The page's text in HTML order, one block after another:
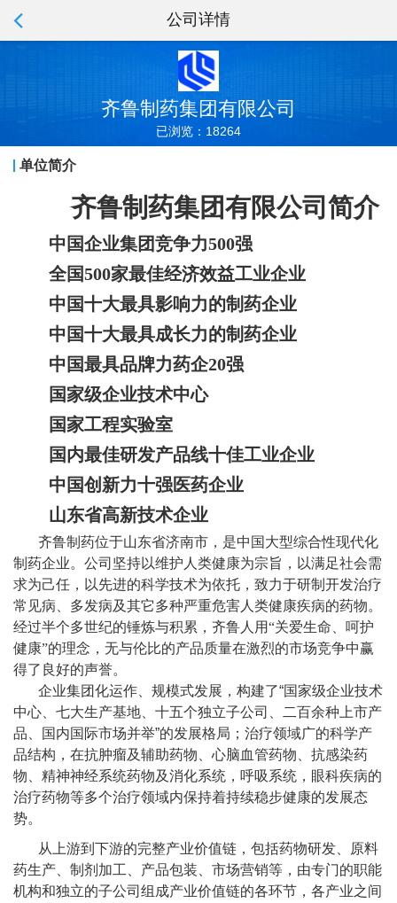
公司详情
齐鲁制药集团有限公司
已浏览：18264
单位简介
齐鲁制药集团有限公司简介
中国企业集团竞争力500强
全国500家最佳经济效益工业企业
中国十大最具影响力的制药企业
中国十大最具成长力的制药企业
中国最具品牌力药企20强
国家级企业技术中心
国家工程实验室
国内最佳研发产品线十佳工业企业
中国创新力十强医药企业
山东省高新技术企业
齐鲁制药位于山东省济南市，是中国大型综合性现代化
制药企业。公司坚持以维护人类健康为宗旨，以满足社会需
求为己任，以先进的科学技术为依托，致力于研制开发治疗
常见病、多发病及其它多种严重危害人类健康疾病的药物。
经过半个多世纪的锤炼与积累，齐鲁人用“关爱生命、呵护
健康”的理念，无与伦比的产品质量在激烈的市场竞争中赢
得了良好的声誉。
企业集团化运作、规模式发展，构建了“国家级企业技术
中心、七大生产基地、十五个独立子公司、二百余种上市产
品、国内国际市场并举”的发展格局；治疗领域广的科学产
品结构，在抗肿瘤及辅助药物、心脑血管药物、抗感染药
物、精神神经系统药物及消化系统，呼吸系统，眼科疾病的
治疗药物等多个治疗领域内保持着持续稳步健康的发展态
势。
从上游到下游的完整产业价值链，包括药物研发、原料
药生产、制剂加工、产品包装、市场营销等，由专门的职能
机构和独立的子公司组成产业价值链的各环节，各产业之间